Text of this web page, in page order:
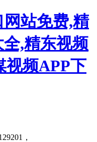
站免费,精
,精东视频
视频APP下
，